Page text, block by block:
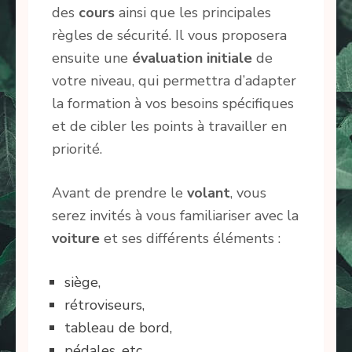
des cours ainsi que les principales
règles de sécurité. Il vous proposera
ensuite une évaluation initiale de
votre niveau, qui permettra d’adapter
la formation à vos besoins spécifiques
et de cibler les points à travailler en
priorité.
Avant de prendre le volant, vous
serez invités à vous familiariser avec la
voiture et ses différents éléments :
siège,
rétroviseurs,
tableau de bord,